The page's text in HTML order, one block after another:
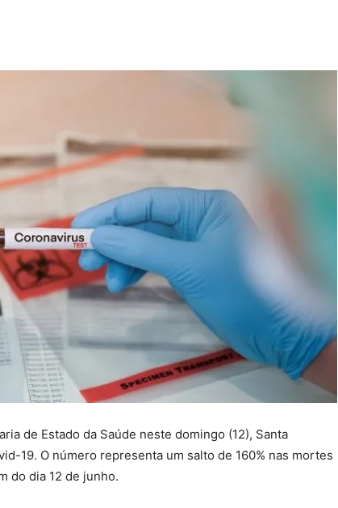
de Estado da Saúde neste domingo (12), Santa
19. O número representa um salto de 160% nas mortes
do dia 12 de junho.